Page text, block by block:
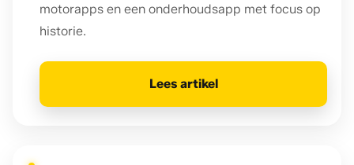
motorapps en een onderhoudsapp met focus op
historie.
Lees artikel